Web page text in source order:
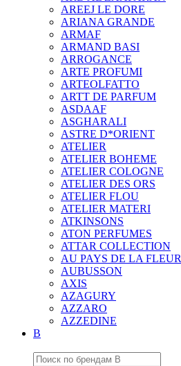
AREEJ LE DORE
ARIANA GRANDE
ARMAF
ARMAND BASI
ARROGANCE
ARTE PROFUMI
ARTEOLFATTO
ARTT DE PARFUM
ASDAAF
ASGHARALI
ASTRE D*ORIENT
ATELIER
ATELIER BOHEME
ATELIER COLOGNE
ATELIER DES ORS
ATELIER FLOU
ATELIER MATERI
ATKINSONS
ATON PERFUMES
ATTAR COLLECTION
AU PAYS DE LA
AUBUSSON
AXIS
AZAGURY
AZZARO
AZZEDINE
B